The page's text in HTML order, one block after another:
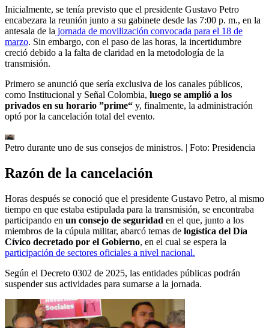
Inicialmente, se tenía previsto que el presidente Gustavo Petro
encabezara la reunión junto a su gabinete desde las 7:00 p. m., en la
antesala de la jornada de movilización convocada para el 18 de
marzo. Sin embargo, con el paso de las horas, la incertidumbre
creció debido a la falta de claridad en la metodología de la
transmisión.
Primero se anunció que sería exclusiva de los canales públicos,
como Institucional y Señal Colombia, luego se amplió a los
privados en su horario ”prime“ y, finalmente, la administración
optó por la cancelación total del evento.
Petro durante uno de sus consejos de ministros. | Foto: Presidencia
Razón de la cancelación
Horas después se conoció que el presidente Gustavo Petro, al mismo
tiempo en que estaba estipulada para la transmisión, se encontraba
participando en un consejo de seguridad en el que, junto a los
miembros de la cúpula militar, abarcó temas de logística del Día
Cívico decretado por el Gobierno, en el cual se espera la
participación de sectores oficiales a nivel nacional.
Según el Decreto 0302 de 2025, las entidades públicas podrán
suspender sus actividades para sumarse a la jornada.